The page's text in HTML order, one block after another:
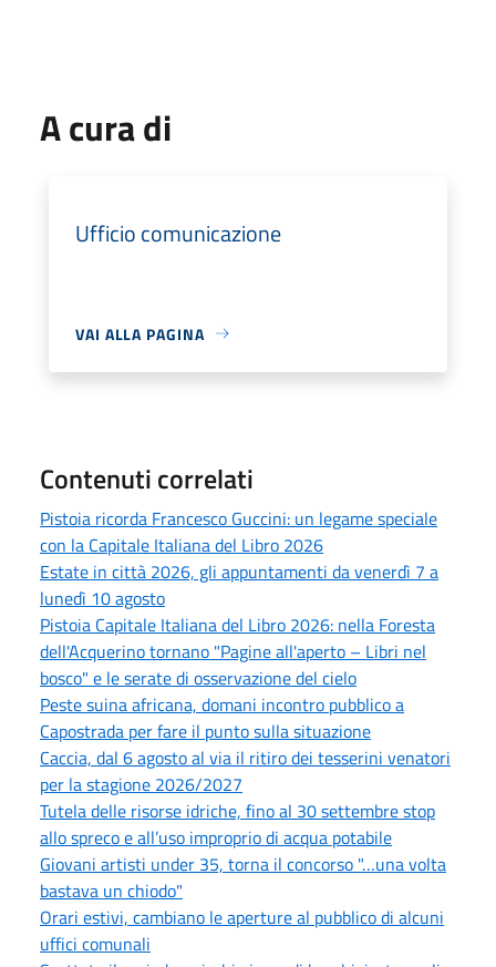
A cura di
Ufficio comunicazione
VAI ALLA PAGINA
Contenuti correlati
Pistoia ricorda Francesco Guccini: un legame speciale
con la Capitale Italiana del Libro 2026
Estate in città 2026, gli appuntamenti da venerdì 7 a
lunedì 10 agosto
Pistoia Capitale Italiana del Libro 2026: nella Foresta
dell'Acquerino tornano "Pagine all'aperto – Libri nel
bosco" e le serate di osservazione del cielo
Peste suina africana, domani incontro pubblico a
Capostrada per fare il punto sulla situazione
Caccia, dal 6 agosto al via il ritiro dei tesserini venatori
per la stagione 2026/2027
Tutela delle risorse idriche, fino al 30 settembre stop
allo spreco e all’uso improprio di acqua potabile
Giovani artisti under 35, torna il concorso "…una volta
bastava un chiodo"
Orari estivi, cambiano le aperture al pubblico di alcuni
uffici comunali